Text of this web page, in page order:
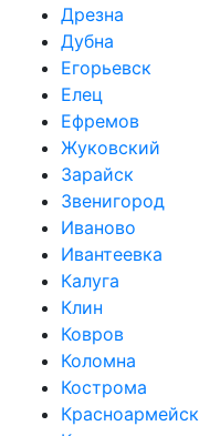
Дрезна
Дубна
Егорьевск
Елец
Ефремов
Жуковский
Зарайск
Звенигород
Иваново
Ивантеевка
Калуга
Клин
Ковров
Коломна
Кострома
Красноармейск